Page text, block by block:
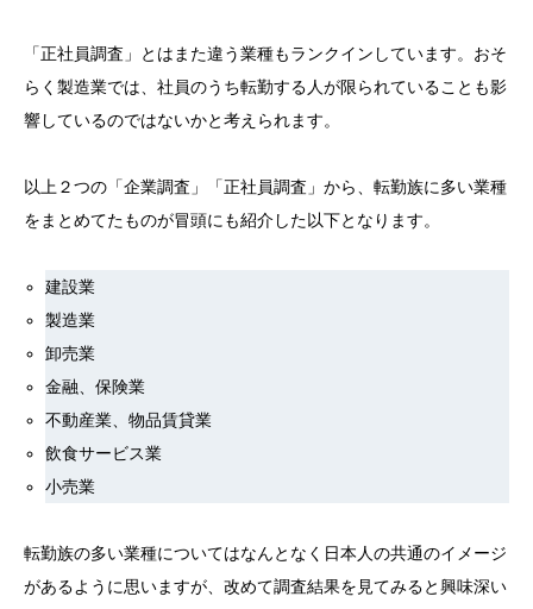
「正社員調査」とはまた違う業種もランクインしています。おそ
らく製造業では、社員のうち転勤する人が限られていることも影
響しているのではないかと考えられます。
以上２つの「企業調査」「正社員調査」から、転勤族に多い業種
をまとめてたものが冒頭にも紹介した以下となります。
建設業
製造業
卸売業
金融、保険業
不動産業、物品賃貸業
飲食サービス業
小売業
転勤族の多い業種についてはなんとなく日本人の共通のイメージ
があるように思いますが、改めて調査結果を見てみると興味深い